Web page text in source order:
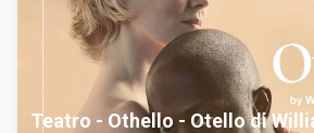
Teatro - Othello - Otello di